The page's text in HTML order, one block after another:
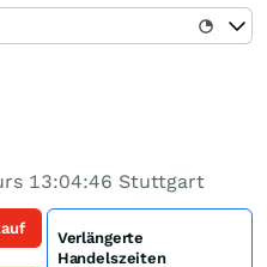
13:04:46 Stuttgart
Verlängerte
Handelszeiten